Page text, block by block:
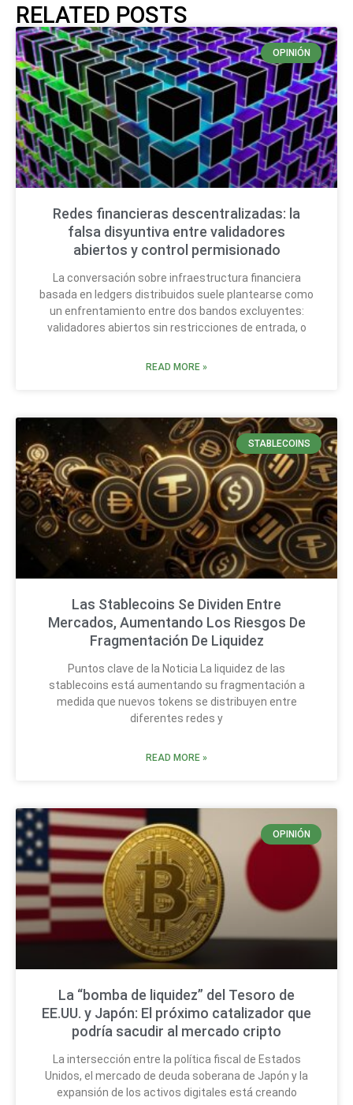
RELATED POSTS
OPINIÓN
Redes financieras descentralizadas: la
falsa disyuntiva entre validadores
abiertos y control permisionado
La conversación sobre infraestructura financiera
basada en ledgers distribuidos suele plantearse como
un enfrentamiento entre dos bandos excluyentes:
validadores abiertos sin restricciones de entrada, o
READ MORE »
STABLECOINS
Las Stablecoins Se Dividen Entre
Mercados, Aumentando Los Riesgos De
Fragmentación De Liquidez
Puntos clave de la Noticia La liquidez de las
stablecoins está aumentando su fragmentación a
medida que nuevos tokens se distribuyen entre
diferentes redes y
READ MORE »
OPINIÓN
La “bomba de liquidez” del Tesoro de
EE.UU. y Japón: El próximo catalizador que
podría sacudir al mercado cripto
La intersección entre la política fiscal de Estados
Unidos, el mercado de deuda soberana de Japón y la
expansión de los activos digitales está creando